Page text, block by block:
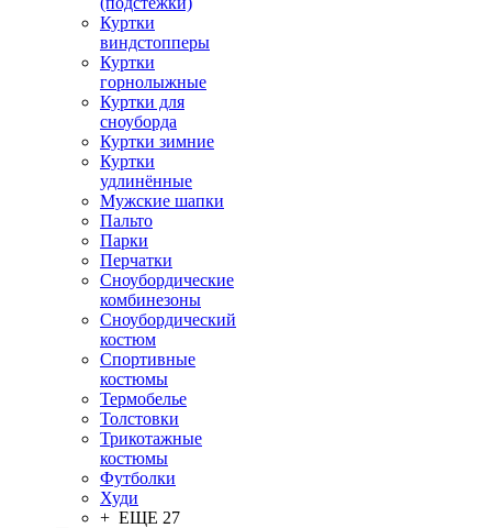
Куртки
виндстопперы
Куртки
горнолыжные
Куртки для
сноуборда
Куртки зимние
Куртки
удлинённые
Мужские шапки
Пальто
Парки
Перчатки
Сноубордические
комбинезоны
Сноубордический
костюм
Спортивные
костюмы
Термобелье
Толстовки
Трикотажные
костюмы
Футболки
Худи
+ ЕЩЕ 27